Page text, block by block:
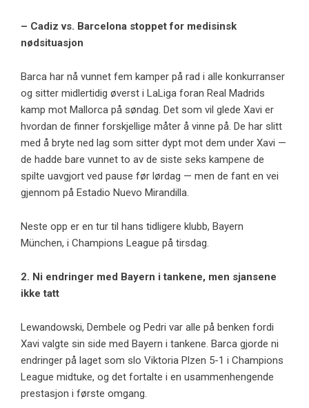
– Cadiz vs. Barcelona stoppet for medisinsk
nødsituasjon
Barca har nå vunnet fem kamper på rad i alle konkurranser
og sitter midlertidig øverst i LaLiga foran Real Madrids
kamp mot Mallorca på søndag. Det som vil glede Xavi er
hvordan de finner forskjellige måter å vinne på. De har slitt
med å bryte ned lag som sitter dypt mot dem under Xavi —
de hadde bare vunnet to av de siste seks kampene de
spilte uavgjort ved pause før lørdag — men de fant en vei
gjennom på Estadio Nuevo Mirandilla.
Neste opp er en tur til hans tidligere klubb, Bayern
München, i Champions League på tirsdag.
2. Ni endringer med Bayern i tankene, men sjansene
ikke tatt
Lewandowski, Dembele og Pedri var alle på benken fordi
Xavi valgte sin side med Bayern i tankene. Barca gjorde ni
endringer på laget som slo Viktoria Plzen 5-1 i Champions
League midtuke, og det fortalte i en usammenhengende
prestasjon i første omgang.